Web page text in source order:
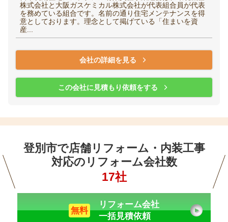
株式会社と大阪ガスケミカル株式会社が代表組合員が代表
を務めている組合です。名前の通り住宅メンテナンスを得
意としております。理念として掲げている「住まいを資
産...
会社の詳細を見る
この会社に見積もり依頼をする
登別市で店舗リフォーム・内装工事
対応のリフォーム会社数
17社
無料
リフォーム会社
一括見積依頼